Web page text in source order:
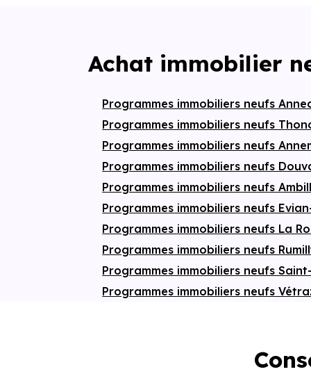
Achat immobilier
Programmes immobiliers neufs
Programmes immobiliers neufs
Programmes immobiliers neufs
Programmes immobiliers neufs
Programmes immobiliers neufs
Programmes immobiliers neufs
Programmes immobiliers neufs La
Programmes immobiliers neufs
Programmes immobiliers neufs
Programmes immobiliers neufs